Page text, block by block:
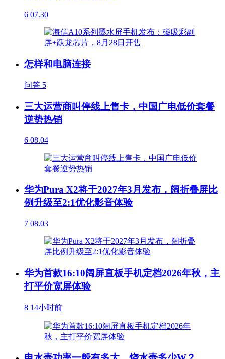
6 07.30
怎样和电脑连接
问答 5
三大运营商叫停线上售卡，中国广电低价套餐
逆势热销
6 08.04
华为Pura X2将于2027年3月发布，阔折叠屏比
例升级至2:1优化影音体验
7 08.03
华为首款16:10阔屏直板手机定档2026年秋，主
打平价宽屏体验
8 14小时前